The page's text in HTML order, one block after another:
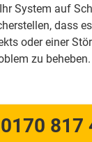
System auf
dass
oder einer
zu beheben.
0170 817